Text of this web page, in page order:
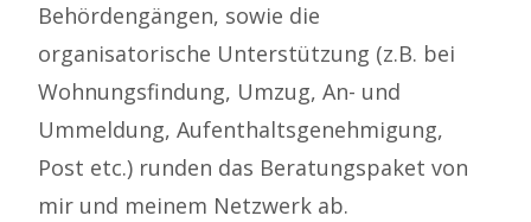
Behördengängen, sowie die
organisatorische Unterstützung (z.B. bei
Wohnungsfindung, Umzug, An- und
Ummeldung, Aufenthaltsgenehmigung,
Post etc.) runden das Beratungspaket von
mir und meinem Netzwerk ab.